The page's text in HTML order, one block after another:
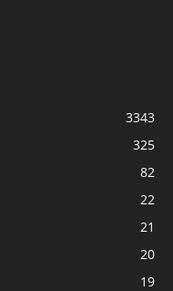
3343
325
82
22
21
20
19